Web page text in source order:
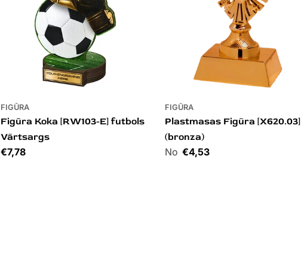
FIGŪRA
Figūra Koka [RW103-E] futbols
Vārtsargs
Cena
€7,78
FIGŪRA
Plastmasas Figūra [X620.03]
(bronza)
Cena€4,53